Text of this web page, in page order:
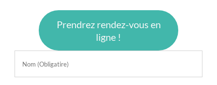
Prendrez rendez-vous en
ligne !